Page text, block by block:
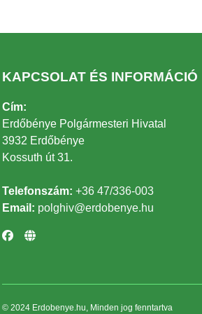
KAPCSOLAT ÉS INFORMÁCIÓ
Cím:
Erdőbénye Polgármesteri Hivatal
3932 Erdőbénye
Kossuth út 31.
Telefonszám: +36 47/336-003
Email: polghiv@erdobenye.hu
© 2024 Erdobenye.hu, Minden jog fenntartva